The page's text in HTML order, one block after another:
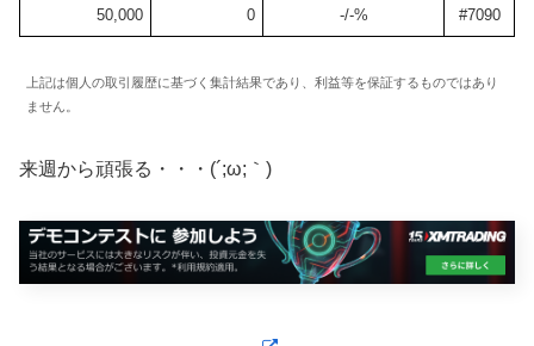
50,000 0 -/-% #7090
上記は個人の取引履歴に基づく集計結果であり、利益等を保証するものではあり
ません。
来週から頑張る・・・(´;ω;｀)